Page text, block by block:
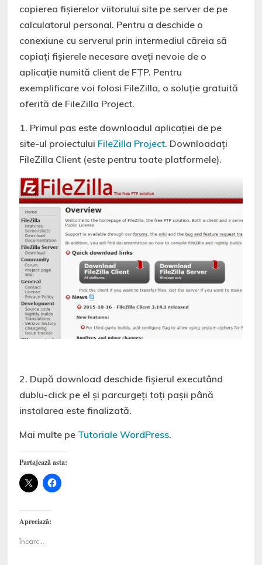
copierea fișierelor viitorului site pe server de pe
calculatorul personal. Pentru a deschide o
conexiune cu serverul prin intermediul căreia să
copiați fișierele necesare aveți nevoie de o
aplicație numită client de FTP. Pentru
exemplificare voi folosi FileZilla, o soluție gratuită
oferită de FileZilla Project.
1. Primul pas este downloadul aplicației de pe
site-ul proiectului FileZilla Project. Downloadați
FileZilla Client (este pentru toate platformele).
2. După download deschide fișierul executând
dublu-click pe el și parcurgeți toți pașii până
instalarea este finalizată.
Mai multe pe Tutoriale WordPress.
Partajează asta:
Apreciază:
Încarc...